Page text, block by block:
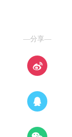
—分享—